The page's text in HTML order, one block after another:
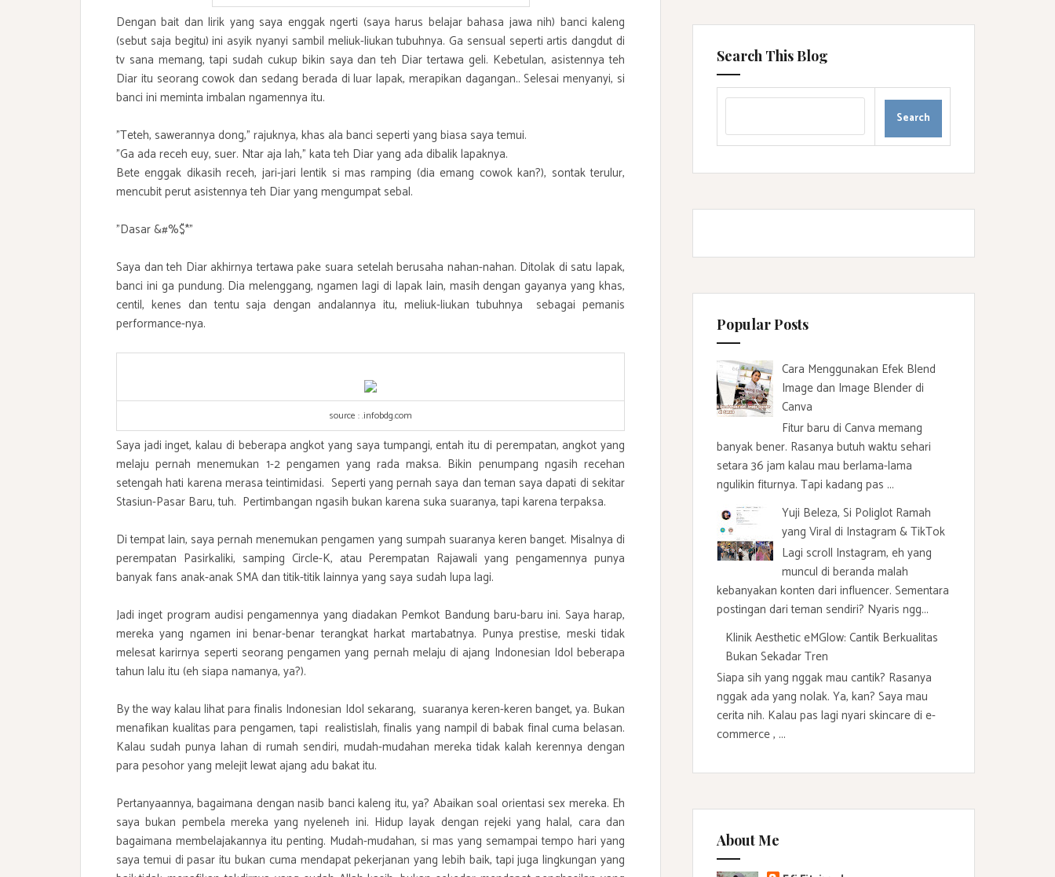
Dengan bait dan lirik yang saya enggak ngerti (saya harus belajar bahasa jawa nih) banci kaleng
(sebut saja begitu) ini asyik nyanyi sambil meliuk-liukan tubuhnya. Ga sensual seperti artis dangdut di
tv sana memang, tapi sudah cukup bikin saya dan teh Diar tertawa geli. Kebetulan, asistennya teh
Diar itu seorang cowok dan sedang berada di luar lapak, merapikan dagangan.. Selesai menyanyi, si
banci ini meminta imbalan ngamennya itu.
"Teteh, sawerannya dong," rajuknya, khas ala banci seperti yang biasa saya temui.
"Ga ada receh euy, suer. Ntar aja lah," kata teh Diar yang ada dibalik lapaknya.
Bete enggak dikasih receh, jari-jari lentik si mas ramping (dia emang cowok kan?), sontak terulur,
mencubit perut asistennya teh Diar yang mengumpat sebal.
"Dasar &#%$*"
Saya dan teh Diar akhirnya tertawa pake suara setelah berusaha nahan-nahan. Ditolak di satu lapak,
banci ini ga pundung. Dia melenggang, ngamen lagi di lapak lain, masih dengan gayanya yang khas,
centil, kenes dan tentu saja dengan andalannya itu, meliuk-liukan tubuhnya sebagai pemanis
performance-nya.
source :.infobdg.com
Saya jadi inget, kalau di beberapa angkot yang saya tumpangi, entah itu di perempatan, angkot yang
melaju pernah menemukan 1-2 pengamen yang rada maksa. Bikin penumpang ngasih recehan
setengah hati karena merasa teintimidasi. Seperti yang pernah saya dan teman saya dapati di sekitar
Stasiun-Pasar Baru, tuh. Pertimbangan ngasih bukan karena suka suaranya, tapi karena terpaksa.
Di tempat lain, saya pernah menemukan pengamen yang sumpah suaranya keren banget. Misalnya di
perempatan Pasirkaliki, samping Circle-K, atau Perempatan Rajawali yang pengamennya punya
banyak fans anak-anak SMA dan titik-titik lainnya yang saya sudah lupa lagi.
Jadi inget program audisi pengamennya yang diadakan Pemkot Bandung baru-baru ini. Saya harap,
mereka yang ngamen ini benar-benar terangkat harkat martabatnya. Punya prestise, meski tidak
melesat karirnya seperti seorang pengamen yang pernah melaju di ajang Indonesian Idol beberapa
tahun lalu itu (eh siapa namanya, ya?).
By the way kalau lihat para finalis Indonesian Idol sekarang, suaranya keren-keren banget, ya. Bukan
menafikan kualitas para pengamen, tapi realistislah, finalis yang nampil di babak final cuma belasan.
Kalau sudah punya lahan di rumah sendiri, mudah-mudahan mereka tidak kalah kerennya dengan
para pesohor yang melejit lewat ajang adu bakat itu.
Pertanyaannya, bagaimana dengan nasib banci kaleng itu, ya? Abaikan soal orientasi sex mereka. Eh
saya bukan pembela mereka yang nyeleneh ini. Hidup layak dengan rejeki yang halal, cara dan
bagaimana membelajakannya itu penting. Mudah-mudahan, si mas yang semampai tempo hari yang
saya temui di pasar itu bukan cuma mendapat pekerjanan yang lebih baik, tapi juga lingkungan yang
Search This Blog
Popular Posts
Cara Menggunakan Efek Blend
Image dan Image Blender di
Canva
Fitur baru di Canva memang
banyak bener. Rasanya butuh waktu sehari
setara 36 jam kalau mau berlama-lama
ngulikin fiturnya. Tapi kadang pas ...
Yuji Beleza, Si Poliglot Ramah
yang Viral di Instagram & TikTok
Lagi scroll Instagram, eh yang
muncul di beranda malah
kebanyakan konten dari influencer. Sementara
postingan dari teman sendiri? Nyaris ngg...
Klinik Aesthetic eMGlow: Cantik Berkualitas
Bukan Sekadar Tren
Siapa sih yang nggak mau cantik? Rasanya
nggak ada yang nolak. Ya, kan? Saya mau
cerita nih. Kalau pas lagi nyari skincare di e-
commerce , ...
About Me